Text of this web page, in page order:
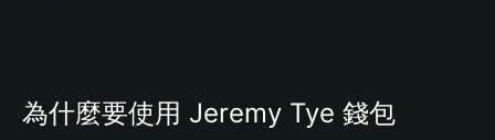
為什麼要使用 Jeremy Tye 錢包